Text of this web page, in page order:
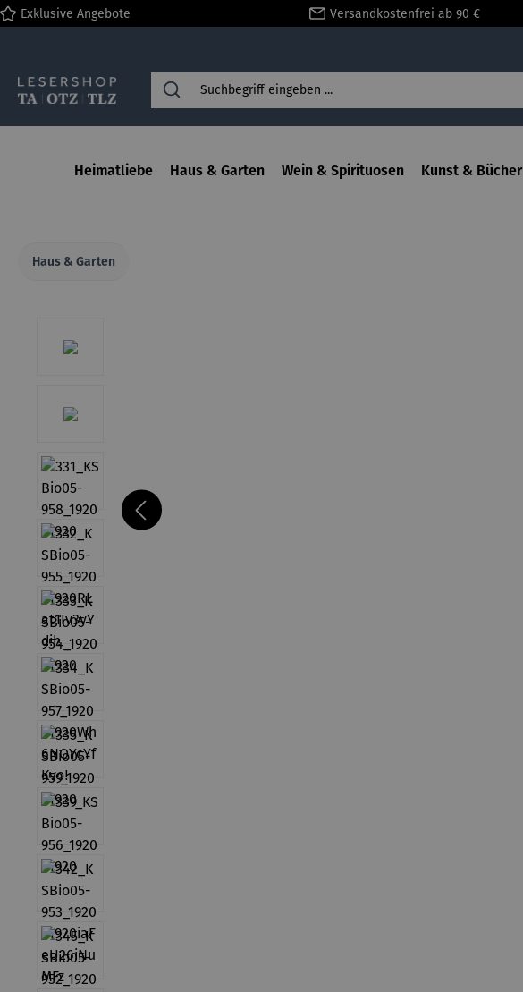
Zur Hauptnavigation springen
Exklusive Angebote Versandkostenfrei ab 90 €
Heimatliebe Haus & Garten Wein & Spirituosen Kunst & Bücher
Haus & Garten